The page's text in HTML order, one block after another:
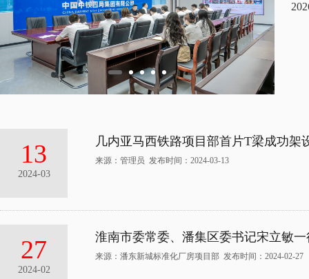
13
2024-03
几内亚马西铁路项目部首片T梁成功架
来源：管理员 发布时间：2024-03-13
27
2024-02
淮南市委常委、潘集区委书记宋立敏
来源：潘东新城标准化厂房项目部 发布时间：2024-02-27